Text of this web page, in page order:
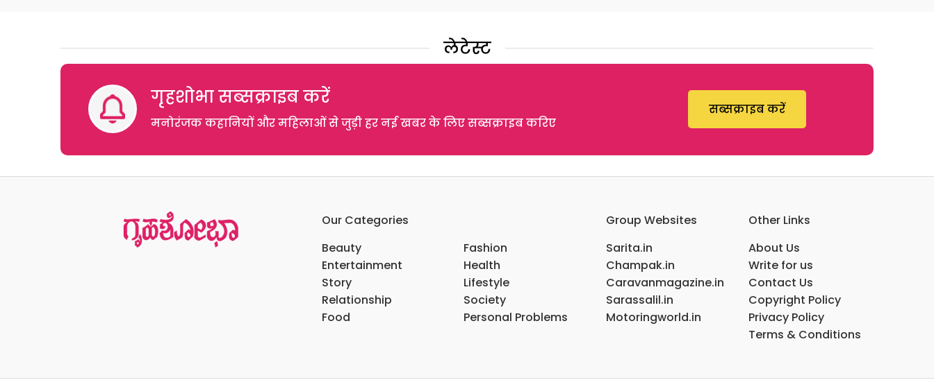
लेटेस्ट
गृहशोभा सब्सक्राइब करें
मनोरंजक कहानियों और महिलाओं से जुड़ी हर नई खबर के लिए सब्सक्राइब करिए
सब्सक्राइब करें
Our Categories
Beauty
Entertainment
Story
Relationship
Food
Fashion
Health
Lifestyle
Society
Personal Problems
Group Websites
Sarita.in
Champak.in
Caravanmagazine.in
Sarassalil.in
Motoringworld.in
Other Links
About Us
Write for us
Contact Us
Copyright Policy
Privacy Policy
Terms & Conditions